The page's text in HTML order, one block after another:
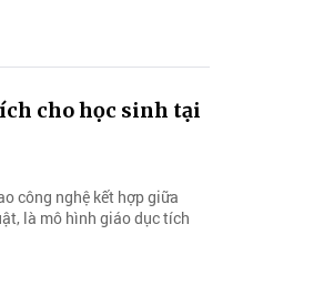
cho học sinh tại
công nghệ kết hợp giữa
là mô hình giáo dục tích